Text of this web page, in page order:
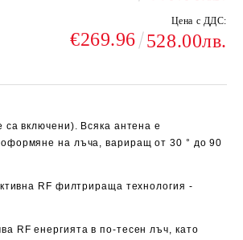
Цена с ДДС:
€269.96 528.00лв.
включени). Всяка антена е
на лъча, вариращ от 30 ° до 90
RF филтрираща технология -
RF енергията в по-тесен лъч, като